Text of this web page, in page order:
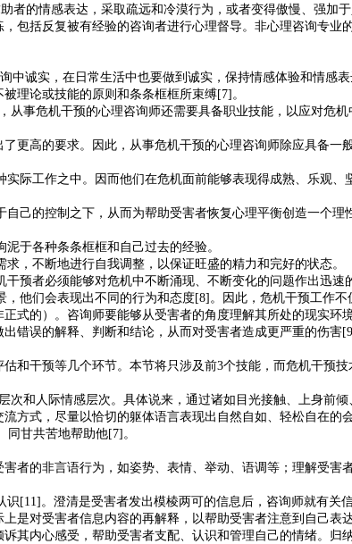
者的情感表达，采取疏远和冷漠行为，或者变得傲慢、强加于
包括反复被有经验的咨询者进行心理督导。非心理咨询专业
诚实，在日常生活中也要做到诚实，保持情感体验和情感
理论或技能的原则和条条框框所束缚[7]。
事危机干预的心理咨询师还需要具备职业技能，以应对危机
更高的要求。因此，从事危机干预的心理咨询师除应具备一
际工作之中。因而他们在危机面前能够表现得成熟、乐观、
己的控制之下，从而为帮助受害者恢复心理平衡创造一个理
于各种条条框框和自己过去的经验。
，不断地进行自我调整，以保证旺盛的精力和完好的状态。
预者必须能够对危机中不断涌现、不断变化的问题作出迅速
他们会表现出不同的行为和态度[8]。因此，危机干预工作不
式的）。咨询师要能够从受害者的角度理解其所处的现实环
错误的解释、判断和结论，从而对受害者造成更严重的伤害
干预等几个环节。本节将只涉及前3个技能，而危机干预技
和人际情感层次。具体说来，通过诸如目光接触、上身前
方式，尽量以恰切的躯体语言表现出自然自如、轻松自在的
甘共苦地帮助他[7]。
者的非言语行为，如姿势、表情、举动、语调等；理解受害
[11]。澄清是受害者发出模棱两可的信息后，咨询师就有关
是对受害者信息内容的再解释，以帮助受害者注意到自己表
其内心感受，帮助受害者支配、认识和管理自己的情绪。归